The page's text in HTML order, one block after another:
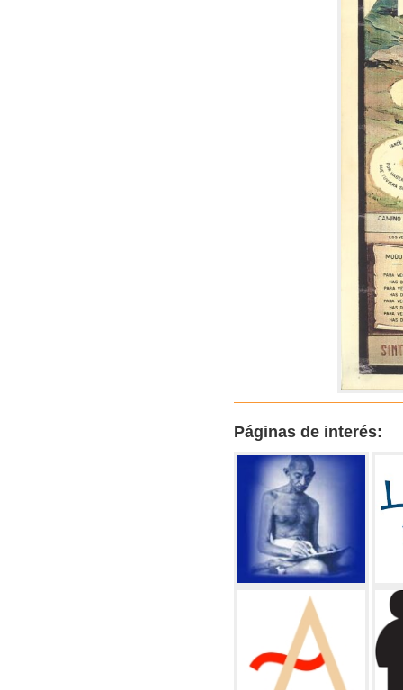
Páginas de interés: